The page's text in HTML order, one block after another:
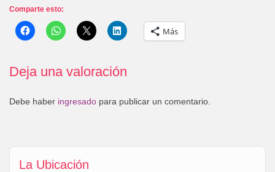
La Ubicación
Comparte esto:
Más
Deja una valoración
Debe haber ingresado para publicar un comentario.